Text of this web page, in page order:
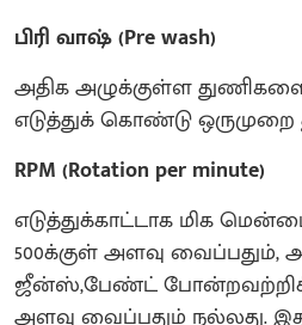
பிரி வாஷ் (Pre wash)
அதிக அழுக்குள்ள
எடுத்துக் கொண்டு
RPM (Rotation per minute)
எடுத்துக்காட்டாக மிக
500க்குள் அளவு வைப்பதும்,
ஜீன்ஸ்,பேண்ட்
அளவு வைப்பதும் நல்லது.